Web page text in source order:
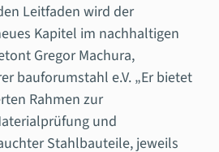
Leitfaden wird der
Kapitel im nachhaltigen
Gregor Machura,
bauforumstahl e.V. „Er bietet
Rahmen zur
und
Stahlbauteile, jeweils